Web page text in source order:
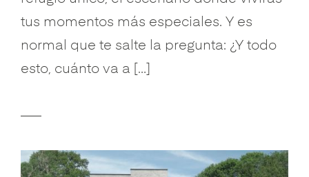
tus momentos más especiales. Y es
normal que te salte la pregunta: ¿Y todo
esto, cuánto va a […]